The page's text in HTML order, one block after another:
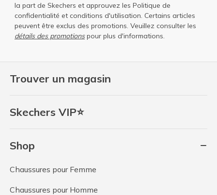
Trouver un magasin
Skechers VIP⭐
Shop
Chaussures pour Femme
Chaussures pour Homme
la part de Skechers et approuvez les Politique de
confidentialité et conditions d'utilisation. Certains articles
peuvent être exclus des promotions. Veuillez consulter les
détails des promotionspour plus d'informations.